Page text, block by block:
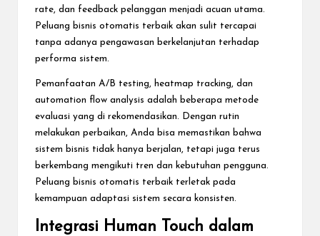
rate, dan feedback pelanggan menjadi acuan utama.
Peluang bisnis otomatis terbaik akan sulit tercapai
tanpa adanya pengawasan berkelanjutan terhadap
performa sistem.
Pemanfaatan A/B testing, heatmap tracking, dan
automation flow analysis adalah beberapa metode
evaluasi yang di rekomendasikan. Dengan rutin
melakukan perbaikan, Anda bisa memastikan bahwa
sistem bisnis tidak hanya berjalan, tetapi juga terus
berkembang mengikuti tren dan kebutuhan pengguna.
Peluang bisnis otomatis terbaik terletak pada
kemampuan adaptasi sistem secara konsisten.
Integrasi Human Touch dalam